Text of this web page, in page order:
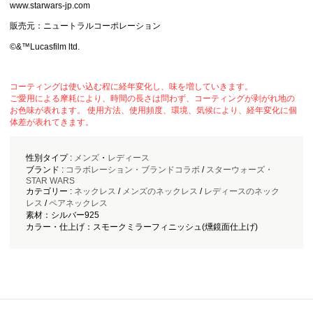
www.starwars-jp.com
販売元：ニュートラルコーポレーション
©&™Lucasfilm ltd.
コーティングは使い込む程に経年変化し、味を増していきます。
ご愛用による摩耗により、時間の長さは問わず、コーティングが剥がれ地の
お色味が表れます。 使用方法、使用頻度、環境、気候により、経年変化に個
体差が表れてきます。
性別タイプ : メンズ・ レディース
ブランド : コラボレーション・ブランドコラボ / スターウォーズ・
STAR WARS
カテゴリー : ネックレス / メンズのネックレス / レディースのネック
レス /ペアネックレス
素材：シルバー925
カラー・仕上げ：スモークミラーフィニッシュ(燻鏡面仕上げ)